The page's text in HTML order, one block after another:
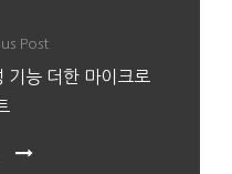
Post
기능 더한 마이크로